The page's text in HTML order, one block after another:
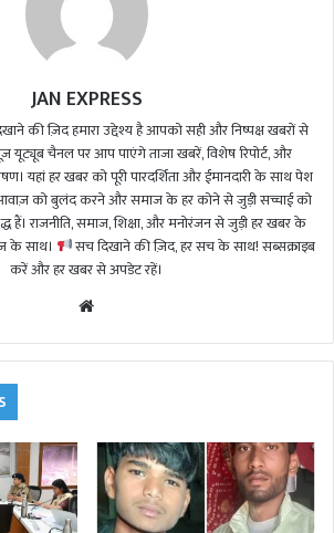
JAN EXPRESS
की ज़िद हमारा उद्देश्य है आपको सही और निष्पक्ष खबरों से
यूट्यूब चैनल पर आप पाएंगे ताजा खबरें, विशेष रिपोर्ट, और
यहां हर खबर को पूरी पारदर्शिता और ईमानदारी के साथ पेश
को बुलंद करने और समाज के हर कोने से जुड़ी सच्चाई को
हैं। राजनीति, समाज, शिक्षा, और मनोरंजन से जुड़ी हर खबर के
के साथ।
सच दिखाने की ज़िद, हर सच के साथ! सब्सक्राइब
करें और हर खबर से अपडेट रहें।
te